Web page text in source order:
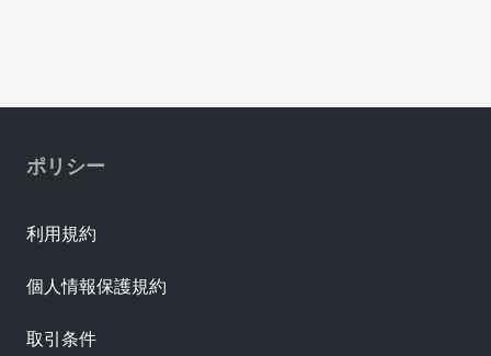
ポリシー
利用規約
個人情報保護規約
取引条件